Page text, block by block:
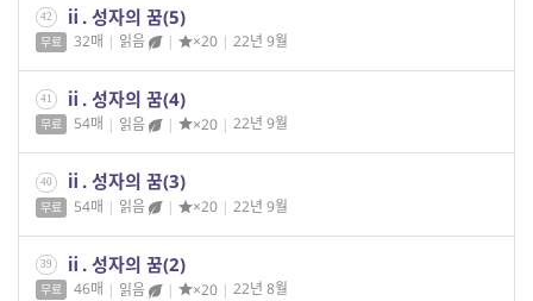
42 ⅱ. 성자의 꿈(5)
무료 32매 | 읽음 | ×20 | 22년 9월
41 ⅱ. 성자의 꿈(4)
무료 54매 | 읽음 | ×20 | 22년 9월
40 ⅱ. 성자의 꿈(3)
무료 54매 | 읽음 | ×20 | 22년 9월
39 ⅱ. 성자의 꿈(2)
무료 46매 | 읽음 | ×20 | 22년 8월